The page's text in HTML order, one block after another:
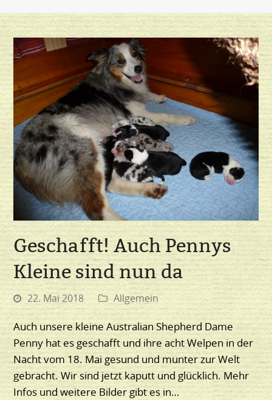
Geschafft! Auch Pennys
Kleine sind nun da
22. Mai 2018 Allgemein
Auch unsere kleine Australian Shepherd Dame
Penny hat es geschafft und ihre acht Welpen in der
Nacht vom 18. Mai gesund und munter zur Welt
gebracht. Wir sind jetzt kaputt und glücklich. Mehr
Infos und weitere Bilder gibt es in…